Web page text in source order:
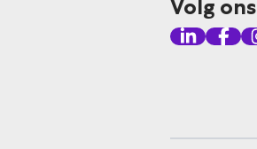
Volg ons